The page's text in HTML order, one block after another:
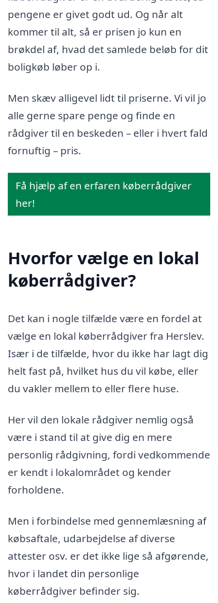
pengene er givet godt ud. Og når alt
kommer til alt, så er prisen jo kun en
brøkdel af, hvad det samlede beløb for dit
boligkøb løber op i.
Men skæv alligevel lidt til priserne. Vi vil jo
alle gerne spare penge og finde en
rådgiver til en beskeden – eller i hvert fald
fornuftig – pris.
Få hjælp af en erfaren køberrådgiver
her!
Hvorfor vælge en lokal
køberrådgiver?
Det kan i nogle tilfælde være en fordel at
vælge en lokal køberrådgiver fra Herslev.
Især i de tilfælde, hvor du ikke har lagt dig
helt fast på, hvilket hus du vil købe, eller
du vakler mellem to eller flere huse.
Her vil den lokale rådgiver nemlig også
være i stand til at give dig en mere
personlig rådgivning, fordi vedkommende
er kendt i lokalområdet og kender
forholdene.
Men i forbindelse med gennemlæsning af
købsaftale, udarbejdelse af diverse
attester osv. er det ikke lige så afgørende,
hvor i landet din personlige
køberrådgiver befinder sig.